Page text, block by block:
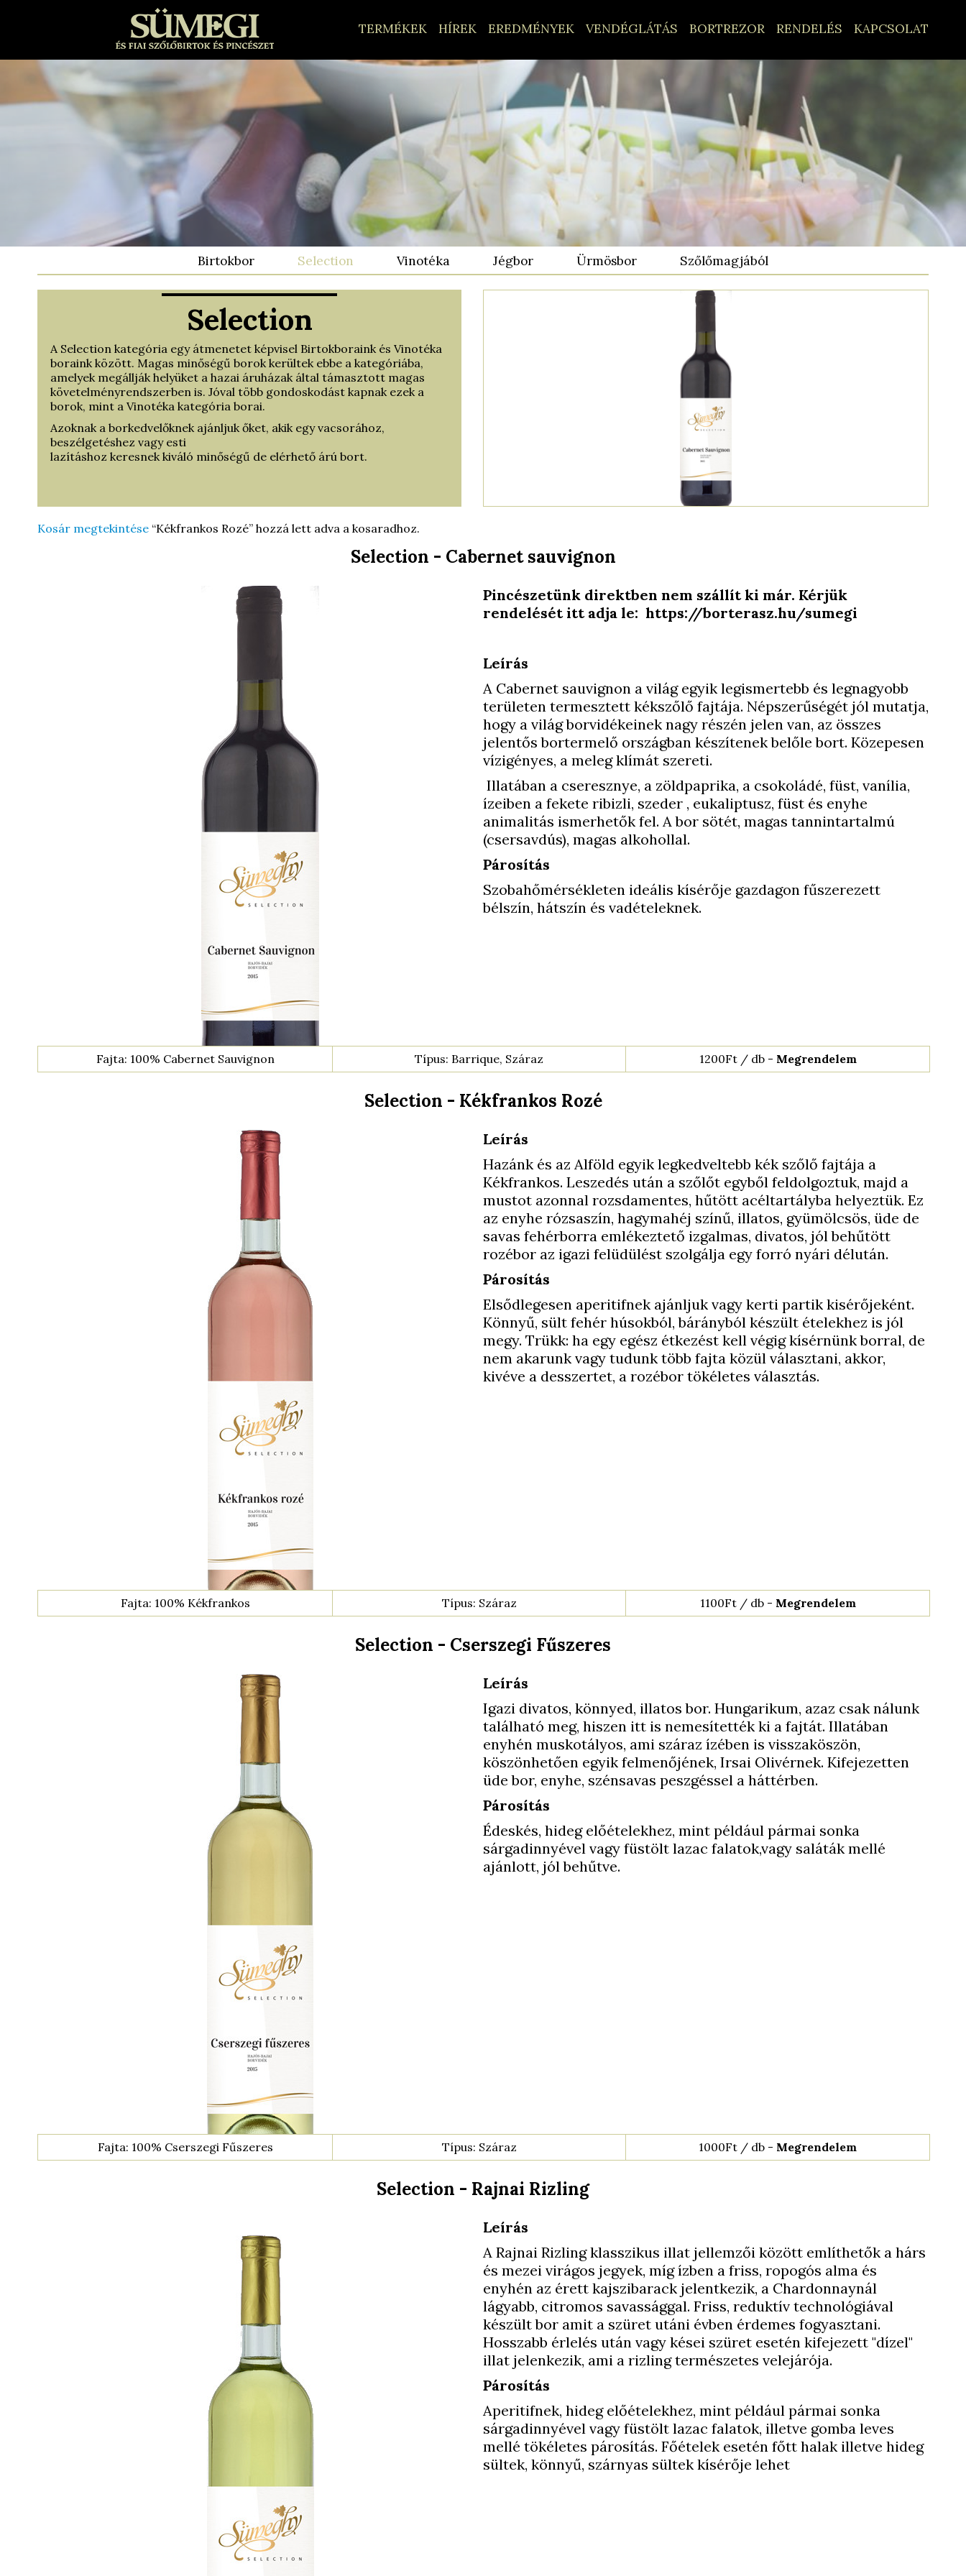
TERMÉKEK HÍREK EREDMÉNYEK VENDÉGLÁTÁS BORTREZOR RENDELÉS KAPCSOLAT
Birtokbor Selection Vinotéka Jégbor Ürmösbor Szőlőmagjából
Selection
A Selection kategória egy átmenetet képvisel Birtokboraink és Vinotéka
boraink között. Magas minőségű borok kerültek ebbe a kategóriába,
amelyek megállják helyüket a hazai áruházak által támasztott magas
követelményrendszerben is. Jóval több gondoskodást kapnak ezek a
borok, mint a Vinotéka kategória borai.
Azoknak a borkedvelőknek ajánljuk őket, akik egy vacsorához,
beszélgetéshez vagy esti
lazításhoz keresnek kiváló minőségű de elérhető árú bort.
Kosár megtekintése “Kékfrankos Rozé” hozzá lett adva a kosaradhoz.
Selection - Cabernet sauvignon
Pincészetünk direktben nem szállít ki már. Kérjük
rendelését itt adja le: https://borterasz.hu/sumegi
Leírás
A Cabernet sauvignon a világ egyik legismertebb és legnagyobb
területen termesztett kékszőlő fajtája. Népszerűségét jól mutatja,
hogy a világ borvidékeinek nagy részén jelen van, az összes
jelentős bortermelő országban készítenek belőle bort. Közepesen
vízigényes, a meleg klímát szereti.
Illatában a cseresznye, a zöldpaprika, a csokoládé, füst, vanília,
ízeiben a fekete ribizli, szeder , eukaliptusz, füst és enyhe
animalitás ismerhetők fel. A bor sötét, magas tannintartalmú
(csersavdús), magas alkohollal.
Párosítás
Szobahőmérsékleten ideális kísérője gazdagon fűszerezett
bélszín, hátszín és vadételeknek.
Fajta: 100% Cabernet Sauvignon Típus: Barrique, Száraz 1200Ft / db - Megrendelem
Selection - Kékfrankos Rozé
Leírás
Hazánk és az Alföld egyik legkedveltebb kék szőlő fajtája a
Kékfrankos. Leszedés után a szőlőt egyből feldolgoztuk, majd a
mustot azonnal rozsdamentes, hűtött acéltartályba helyeztük. Ez
az enyhe rózsaszín, hagymahéj színű, illatos, gyümölcsös, üde de
savas fehérborra emlékeztető izgalmas, divatos, jól behűtött
rozébor az igazi felüdülést szolgálja egy forró nyári délután.
Párosítás
Elsődlegesen aperitifnek ajánljuk vagy kerti partik kisérőjeként.
Könnyű, sült fehér húsokból, bárányból készült ételekhez is jól
megy. Trükk: ha egy egész étkezést kell végig kísérnünk borral, de
nem akarunk vagy tudunk több fajta közül választani, akkor,
kivéve a desszertet, a rozébor tökéletes választás.
Fajta: 100% Kékfrankos Típus: Száraz 1100Ft / db - Megrendelem
Selection - Cserszegi Fűszeres
Leírás
Igazi divatos, könnyed, illatos bor. Hungarikum, azaz csak nálunk
található meg, hiszen itt is nemesítették ki a fajtát. Illatában
enyhén muskotályos, ami száraz ízében is visszaköszön,
köszönhetően egyik felmenőjének, Irsai Olivérnek. Kifejezetten
üde bor, enyhe, szénsavas peszgéssel a háttérben.
Párosítás
Édeskés, hideg előételekhez, mint például pármai sonka
sárgadinnyével vagy füstölt lazac falatok,vagy saláták mellé
ajánlott, jól behűtve.
Fajta: 100% Cserszegi Fűszeres Típus: Száraz 1000Ft / db - Megrendelem
Selection - Rajnai Rizling
Leírás
A Rajnai Rizling klasszikus illat jellemzői között említhetők a hárs
és mezei virágos jegyek, míg ízben a friss, ropogós alma és
enyhén az érett kajszibarack jelentkezik, a Chardonnaynál
lágyabb, citromos savassággal. Friss, reduktív technológiával
készült bor amit a szüret utáni évben érdemes fogyasztani.
Hosszabb érlelés után vagy kései szüret esetén kifejezett "dízel"
illat jelenkezik, ami a rizling természetes velejárója.
Párosítás
Aperitifnek, hideg előételekhez, mint például pármai sonka
sárgadinnyével vagy füstölt lazac falatok, illetve gomba leves
mellé tökéletes párosítás. Főételek esetén főtt halak illetve hideg
sültek, könnyű, szárnyas sültek kísérője lehet